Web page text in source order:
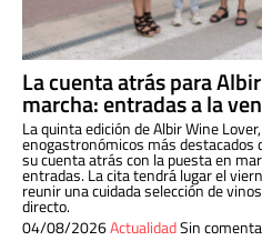
La cuenta atrás para
marcha: entradas a la
La quinta edición de Albir Wine
enogastronómicos más destacados
su cuenta atrás con la puesta en
entradas. La cita tendrá lugar el
reunir una cuidada selección de
directo.
04/08/2026ActualidadSin